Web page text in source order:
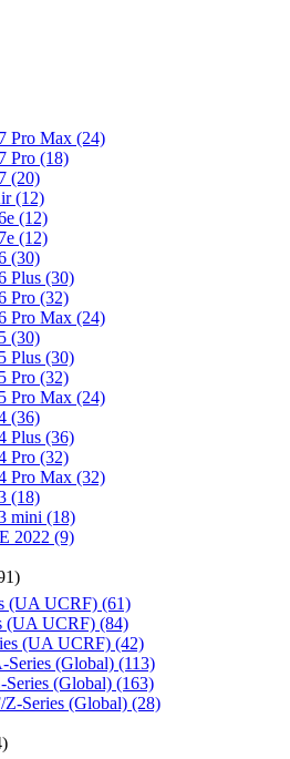
Pro Max (24)
Pro (18)
(20)
(12)
(12)
(12)
(30)
Plus (30)
Pro (32)
Pro Max (24)
(30)
Plus (30)
Pro (32)
Pro Max (24)
(36)
Plus (36)
Pro (32)
Pro Max (32)
(18)
mini (18)
2022 (9)
(UA UCRF) (61)
(UA UCRF) (84)
(UA UCRF) (42)
Series (Global) (113)
Series (Global) (163)
Z-Series (Global) (28)